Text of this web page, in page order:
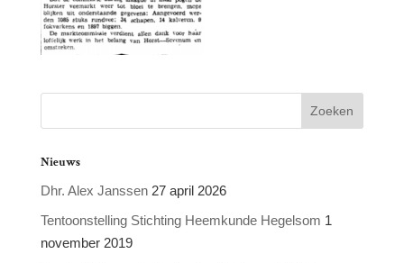
Nieuws
Dhr. Alex Janssen 27 april 2026
Tentoonstelling Stichting Heemkunde Hegelsom 1
november 2019